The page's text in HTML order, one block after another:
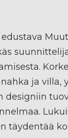
ja villa,
designiin
täydentää